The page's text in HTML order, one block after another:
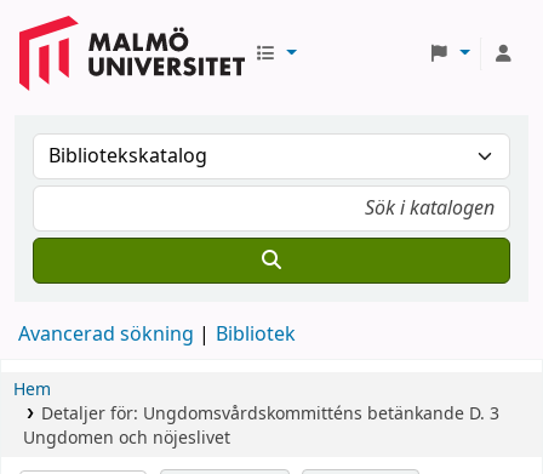
Avancerad sökning Bibliotek
Hem
Detaljer för: Ungdomsvårdskommitténs betänkande D. 3
Ungdomen och nöjeslivet